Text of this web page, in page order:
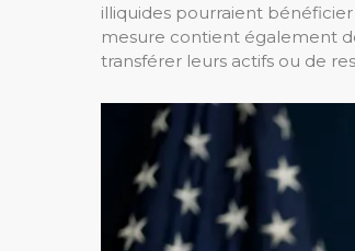
illiquides pourraient
mesure contient également
transférer leurs actifs ou de